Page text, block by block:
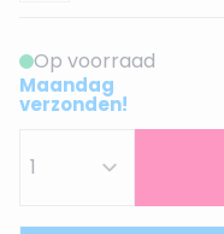
Op voorraad
Maandag
verzonden!